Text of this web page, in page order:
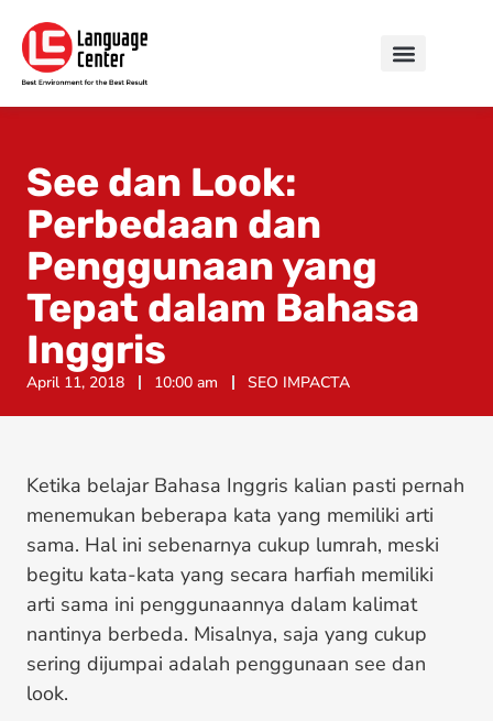
See dan Look:
Perbedaan dan
Penggunaan yang
Tepat dalam Bahasa
Inggris
April 11, 2018 10:00 am SEO IMPACTA
Ketika belajar Bahasa Inggris kalian pasti pernah
menemukan beberapa kata yang memiliki arti
sama. Hal ini sebenarnya cukup lumrah, meski
begitu kata-kata yang secara harfiah memiliki
arti sama ini penggunaannya dalam kalimat
nantinya berbeda. Misalnya, saja yang cukup
sering dijumpai adalah penggunaan see dan
look.